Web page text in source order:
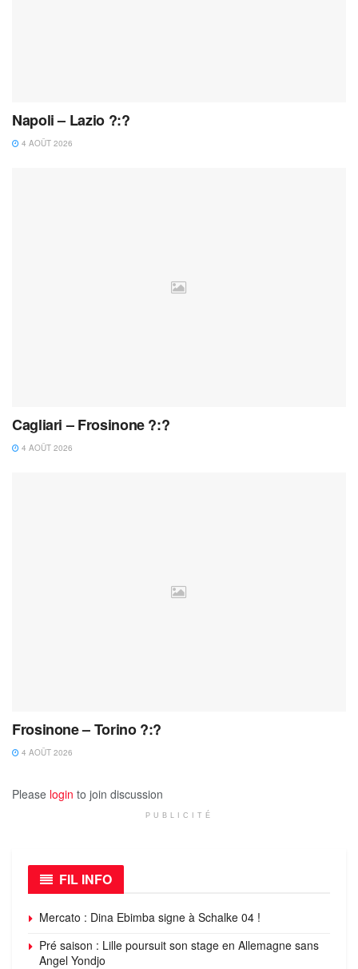
Napoli – Lazio ?:?
4 AOÛT 2026
Cagliari – Frosinone ?:?
4 AOÛT 2026
Frosinone – Torino ?:?
4 AOÛT 2026
Please login to join discussion
PUBLICITÉ
FIL INFO
Mercato : Dina Ebimba signe à Schalke 04 !
Pré saison : Lille poursuit son stage en Allemagne sans
Angel Yondjo